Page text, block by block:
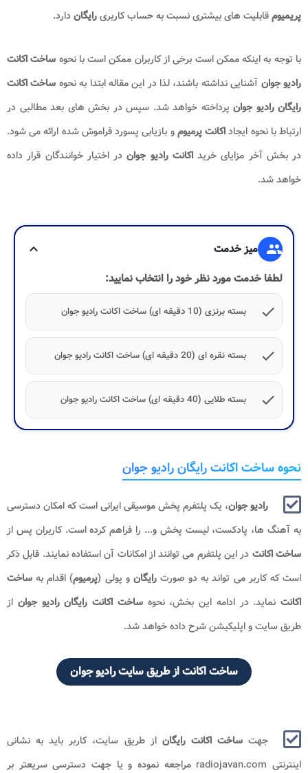
پریمیومقابلیت های بیشتری نسبت به حساب کاربریرایگاندارد.
با توجه به اینکه ممکن است برخی از کاربران ممکن است با نحوه ساخت اکانت
رادیو جوان آشنایی نداشته باشند، لذا در این مقاله ابتدا به نحوه ساخت اکانت
رایگان رادیو جوان پرداخته خواهد شد. سپس در بخش های بعد مطالبی در
ارتباط با نحوه ایجاداکانت پرمیومو بازیابی پسورد فراموش شده ارائه می شود.
در بخش آخر مزایای خرید اکانت رادیو جواندر اختیار خوانندگان قرار داده
خواهد شد.
group میز خدمت
expand_more
لطفا خدمت مورد نظر خود را انتخاب نمایید:
check
بسته برنزی (10 دقیقه ای) ساخت اکانت رادیو جوان
check بسته نقره ای (20 دقیقه ای) ساخت اکانت رادیو جوان
check بسته طلایی (40 دقیقه ای) ساخت اکانت رادیو جوان
نحوه ساخت اکانت رایگان رادیو جوان
رادیو جوان، یک پلتفرم پخش موسیقی ایرانی است که امکان دسترسی
به آهنگ ها، پادکست، لیست پخش و... را فراهم کرده است. کاربران پس از
ساخت اکانت در این پلتفرم می توانند از امکانات آن استفاده نمایند. قابل ذکر
است که کاربر می تواند به دو صورترایگانو پولی (پرمیوم) اقدام به ساخت
اکانت نماید. در ادامه این بخش، نحوهساخت اکانت رایگان رادیو جوان از
طریق سایت و اپلیکیشن شرح داده خواهد شد.
ساخت اکانت از طریق سایت رادیو جوان
جهتساخت اکانت رایگان از طریق سایت، کاربر باید به نشانی
اینترنتی radiojavan.com مراجعه نموده و یا جهت دسترسی سریعتر بر